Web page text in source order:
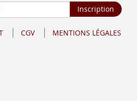
Inscription
CGV MENTIONS LÉGALES